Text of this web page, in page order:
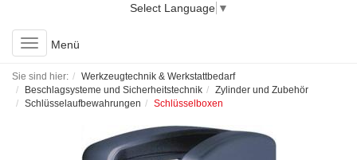
Select Language ▼
Toggle
navigation
Menü
Sie sind hier:
Werkzeugtechnik & Werkstattbedarf
Beschlagsysteme und Sicherheitstechnik
Zylinder und Zubehör
Schlüsselaufbewahrungen
Schlüsselboxen